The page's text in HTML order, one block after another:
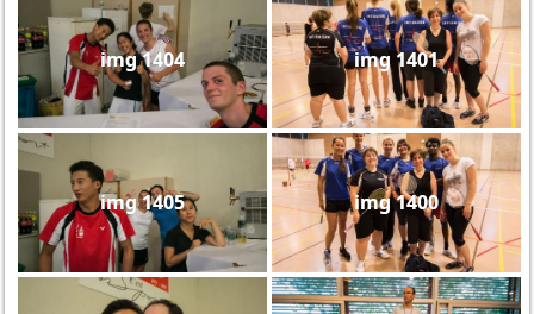
img 1404 img 1401
img 1405 img 1400